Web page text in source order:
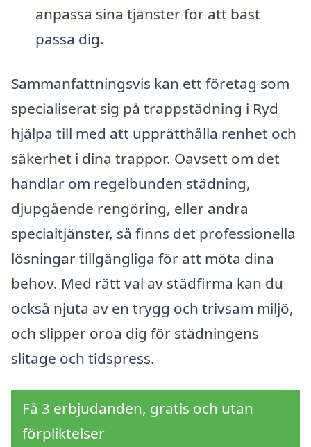
anpassa sina tjänster för att bäst
passa dig.
Sammanfattningsvis kan ett företag som
specialiserat sig på trappstädning i Ryd
hjälpa till med att upprätthålla renhet och
säkerhet i dina trappor. Oavsett om det
handlar om regelbunden städning,
djupgående rengöring, eller andra
specialtjänster, så finns det professionella
lösningar tillgängliga för att möta dina
behov. Med rätt val av städfirma kan du
också njuta av en trygg och trivsam miljö,
och slipper oroa dig för städningens
slitage och tidspress.
Få 3 erbjudanden, gratis och utan
förpliktelser